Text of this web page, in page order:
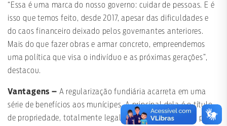
“Essa é uma marca do nosso governo: cuidar de pessoas. E é
isso que temos feito, desde 2017, apesar das dificuldades e
do caos financeiro deixado pelos governantes anteriores.
Mais do que fazer obras e armar concreto, empreendemos
uma política que visa o indivíduo e as próximas gerações”,
destacou.
Vantagens – A regularização fundiária acarreta em uma
série de benefícios aos munícipes. A principal dela é o título
de propriedade, totalmente legalizado, impedindo que, por